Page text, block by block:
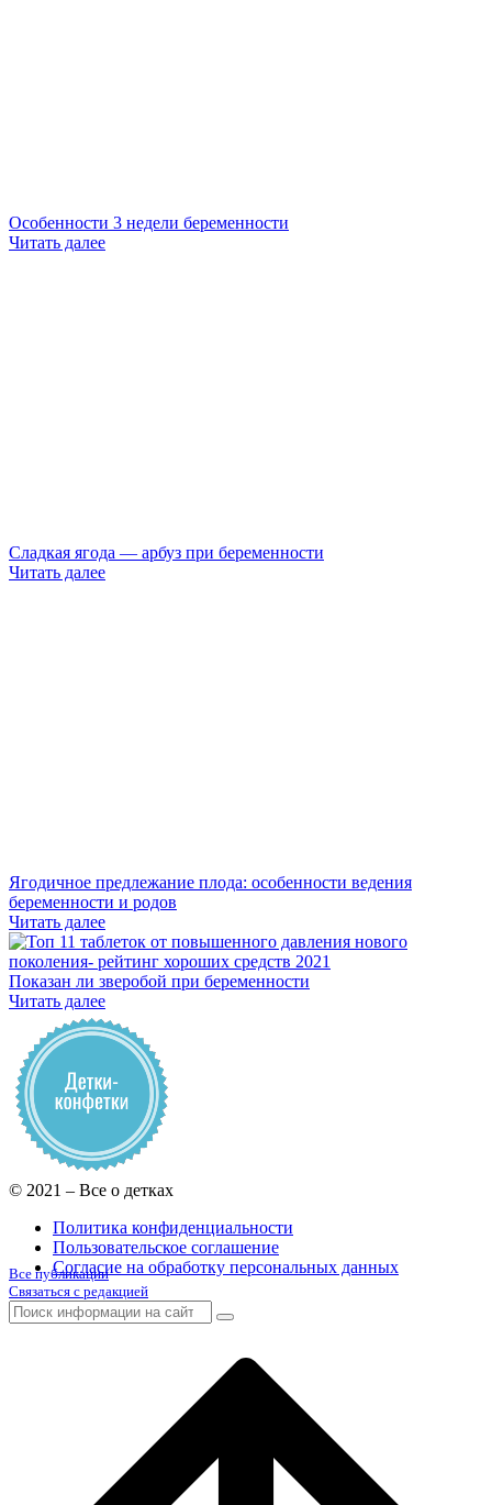
Особенности 3 недели беременности
Читать далее
Сладкая ягода — арбуз при беременности
Читать далее
Ягодичное предлежание плода: особенности ведения
беременности и родов
Читать далее
Показан ли зверобой при беременности
Читать далее
© 2021 – Все о детках
Политика конфиденциальности
Пользовательское соглашение
Согласие на обработку персональных данных
Все публикации
Связаться с редакцией